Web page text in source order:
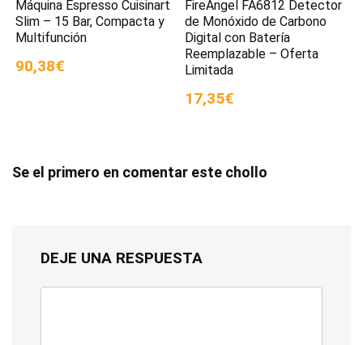
Máquina Espresso Cuisinart
Slim – 15 Bar, Compacta y
Multifunción
90,38€
FireAngel FA6812 Detector
de Monóxido de Carbono
Digital con Batería
Reemplazable – Oferta
Limitada
17,35€
Se el primero en comentar este chollo
DEJE UNA RESPUESTA